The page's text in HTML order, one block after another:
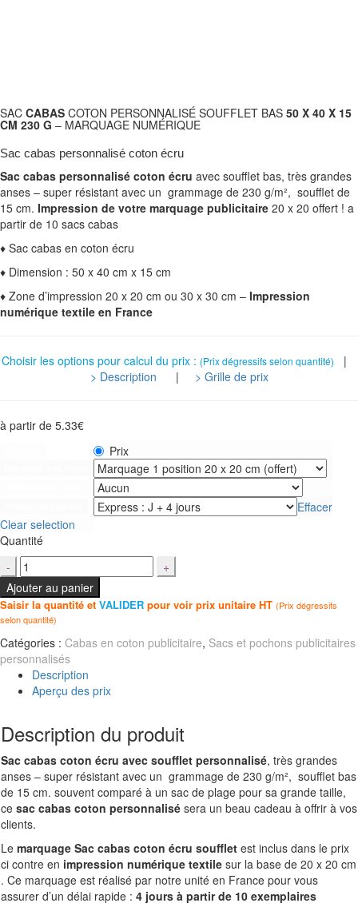
SAC CABAS COTON PERSONNALISÉ SOUFFLET BAS 50 X 40 X 15
CM 230 G – MARQUAGE NUMÉRIQUE
Sac cabas personnalisé coton écru
Sac cabas personnalisé coton écru avec soufflet bas, très grandes
anses – super résistant avec un grammage de 230 g/m², soufflet de
15 cm. Impression de votre marquage publicitaire 20 x 20 offert ! a
partir de 10 sacs cabas
♦ Sac cabas en coton écru
♦ Dimension : 50 x 40 cm x 15 cm
♦ Zone d’impression 20 x 20 cm ou 30 x 30 cm – Impression
numérique textile en France
Choisir les options pour calcul du prix : (Prix dégressifs selon quantité)
|
> Description | > Grille de prix
à partir de 5.33€
Prix
Effacer
Clear selection
Quantité
Ajouter au panier
Saisir la quantité et VALIDER pour voir prix unitaire HT (Prix dégressifs
selon quantité)
Catégories : Cabas en coton publicitaire, Sacs et pochons publicitaires
personnalisés
Description
Aperçu des prix
Description du produit
Sac cabas coton écru avec soufflet personnalisé, très grandes
anses – super résistant avec un grammage de 230 g/m², soufflet bas
de 15 cm. souvent comparé à un sac de plage pour sa grande taille,
ce sac cabas coton personnalisé sera un beau cadeau à offrir à vos
clients.
Le marquage Sac cabas coton écru soufflet est inclus dans le prix
ci contre en impression numérique textile sur la base de 20 x 20 cm
. Ce marquage est réalisé par notre unité en France pour vous
assurer d’un délai rapide : 4 jours à partir de 10 exemplaires